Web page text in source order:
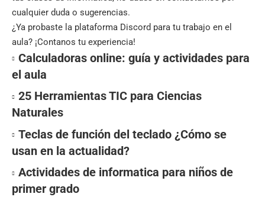
cualquier duda o sugerencias.
¿Ya probaste la plataforma Discord para tu trabajo en el
aula? ¡Contanos tu experiencia!
Calculadoras online: guía y actividades para
el aula
25 Herramientas TIC para Ciencias
Naturales
Teclas de función del teclado ¿Cómo se
usan en la actualidad?
Actividades de informatica para niños de
primer grado